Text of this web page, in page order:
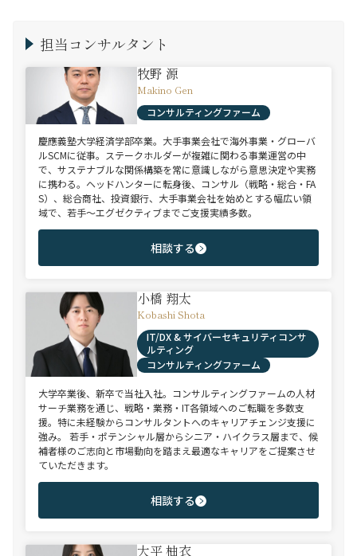
担当コンサルタント
牧野 源
Makino Gen
コンサルティングファーム
慶應義塾大学経済学部卒業。大手事業会社で海外事業・グローバ
ルSCMに従事。ステークホルダーが複雑に関わる事業運営の中
で、サステナブルな関係構築を常に意識しながら意思決定や実務
に携わる。ヘッドハンターに転身後、コンサル（戦略・総合・FA
S）、総合商社、投資銀行、大手事業会社を始めとする幅広い領
域で、若手～エグゼクティブまでご支援実績多数。
相談する
小橋 翔太
Kobashi Shota
IT/DX & サイバーセキュリティコンサ
ルティング
コンサルティングファーム
大学卒業後、新卒で当社入社。コンサルティングファームの人材
サーチ業務を通じ、戦略・業務・IT各領域へのご転職を多数支
援。特に未経験からコンサルタントへのキャリアチェンジ支援に
強み。 若手・ポテンシャル層からシニア・ハイクラス層まで、候
補者様のご志向と市場動向を踏まえ最適なキャリアをご提案させ
ていただきます。
相談する
大平 柚衣